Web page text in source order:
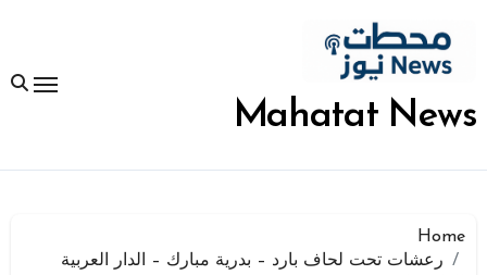
المحتوى
Mahatat News
Home
رعشات تحت لحاف بارد – بدرية مبارك – الدار العربية